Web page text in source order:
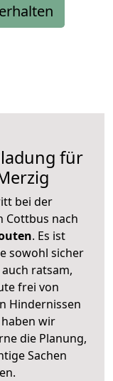
für
bei der
Cottbus nach
. Es ist
sowohl sicher
ratsam,
frei von
Hindernissen
wir
die Planung,
Sachen